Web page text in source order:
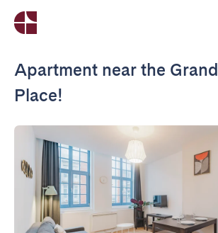
Apartment near the Grand
Place!